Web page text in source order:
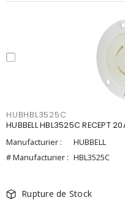
HUBHBL3525C
HUBBELL HBL3525C RECEPT
Manufacturier :
HUBBELL
# Manufacturier : HBL3525C
Rupture de Stock